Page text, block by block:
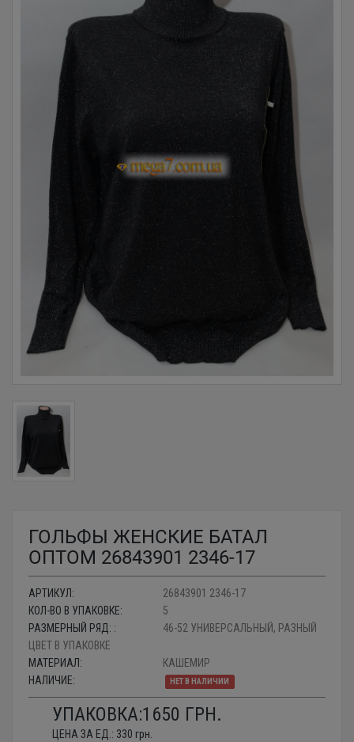
ГОЛЬФЫ ЖЕНСКИЕ БАТАЛ
ОПТОМ 26843901 2346-17
АРТИКУЛ:
26843901 2346-17
КОЛ-ВО В УПАКОВКЕ:
5
РАЗМЕРНЫЙ РЯД: :
46-52 УНИВЕРСАЛЬНЫЙ, РАЗНЫЙ
ЦВЕТ В УПАКОВКЕ
МАТЕРИАЛ:
КАШЕМИР
НАЛИЧИЕ:
НЕТ В НАЛИЧИИ
УПАКОВКА:1650 ГРН.
ЦЕНА ЗА ЕД.: 330 грн.